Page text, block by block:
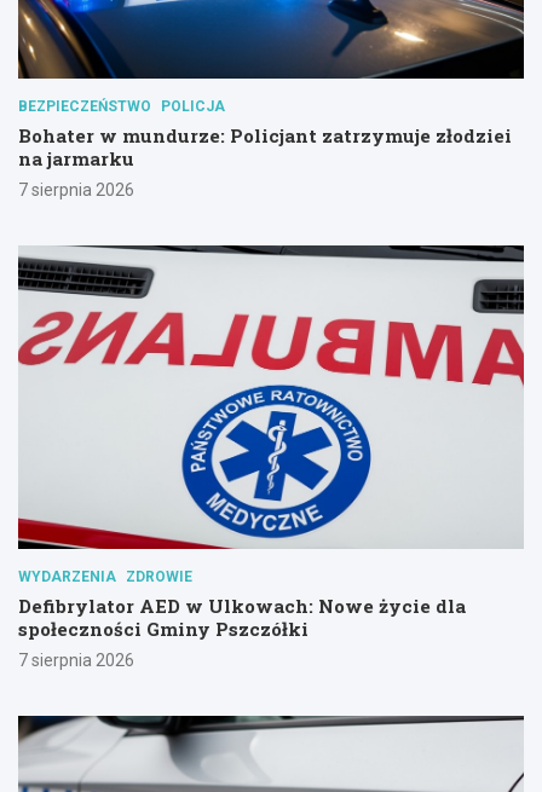
BEZPIECZEŃSTWO POLICJA
Bohater w mundurze: Policjant zatrzymuje złodziei
na jarmarku
7 sierpnia 2026
WYDARZENIA ZDROWIE
Defibrylator AED w Ulkowach: Nowe życie dla
społeczności Gminy Pszczółki
7 sierpnia 2026